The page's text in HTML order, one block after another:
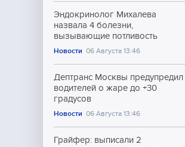
Эндокринолог Михалева
назвала 4 болезни,
вызывающие потливость
Новости 06 Августа 13:46
Дептранс Москвы предупредил
водителей о жаре до +30
градусов
Новости 06 Августа 13:46
Грайфер: выписали 2